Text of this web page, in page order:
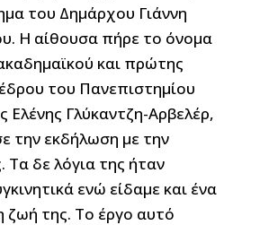
του Δημάρχου Γιάννη
Η αίθουσα πήρε το όνομα
και πρώτης
του Πανεπιστημίου
Ελένης Γλύκαντζη-Αρβελέρ,
την εκδήλωση με την
Τα δε λόγια της ήταν
ενώ είδαμε και ένα
ζωή της. Το έργο αυτό